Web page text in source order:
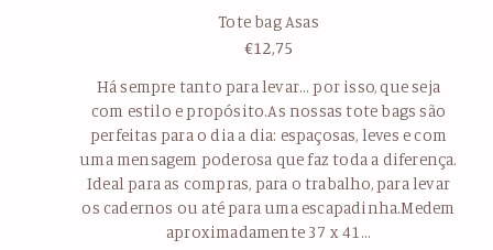
Tote bag Asas
€12,75
Há sempre tanto para levar… por isso, que seja
com estilo e propósito.As nossas tote bags são
perfeitas para o dia a dia: espaçosas, leves e com
uma mensagem poderosa que faz toda a diferença.
Ideal para as compras, para o trabalho, para levar
os cadernos ou até para uma escapadinha.Medem
aproximadamente 37 x 41…